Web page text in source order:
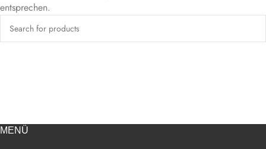
entsprechen.
MENÜ